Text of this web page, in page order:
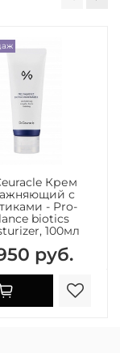
Крем
с
- Pro-
biotics
100мл
руб.